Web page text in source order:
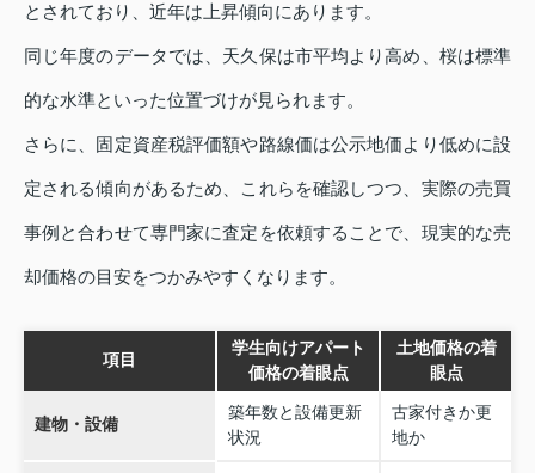
とされており、近年は上昇傾向にあります。
同じ年度のデータでは、天久保は市平均より高め、桜は標準
的な水準といった位置づけが見られます。
さらに、固定資産税評価額や路線価は公示地価より低めに設
定される傾向があるため、これらを確認しつつ、実際の売買
事例と合わせて専門家に査定を依頼することで、現実的な売
却価格の目安をつかみやすくなります。
項目
学生向けアパート
価格の着眼点
土地価格の着
眼点
建物・設備
築年数と設備更新
状況
古家付きか更
地か